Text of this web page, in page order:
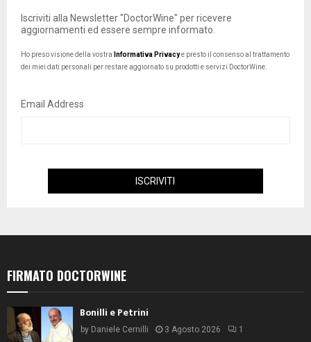
Iscriviti alla Newsletter "DoctorWine" per ricevere
aggiornamenti ed essere sempre informato.
Ho preso visione della vostra Informativa Privacye presto il consenso al trattamento
dei miei dati personali per restare aggiornato su prodotti e servizi DoctorWine.
Email Address
FIRMATO DOCTORWINE
Bonilli e Petrini
by Daniele Cernilli 3 Agosto 2026 1